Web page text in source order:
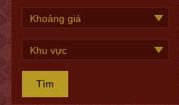
Tìm